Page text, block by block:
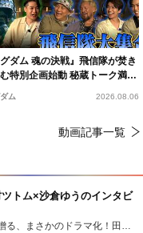
グダム 魂の決戦』飛信隊が焚き
特別企画始動 秘蔵トーク満載
ム 2026.08.06
動画記事一覧
トム×沙倉ゆうのインタビ
『侍タイムスリッパー』ファンに贈る、まさかのドラマ化！田村ツトム×沙倉ゆうのが語る『心配無用ノ介』撮影秘話